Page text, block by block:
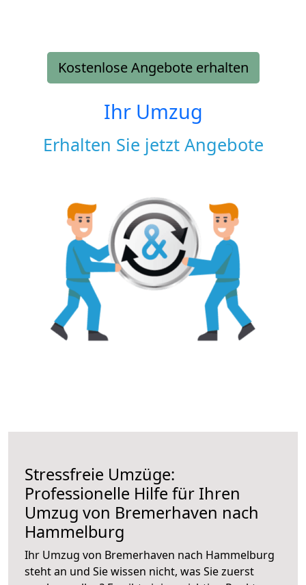
Kostenlose Angebote erhalten
Ihr Umzug
Erhalten Sie jetzt Angebote
Stressfreie Umzüge:
Professionelle Hilfe für Ihren
Umzug von Bremerhaven nach
Hammelburg
Ihr Umzug von Bremerhaven nach Hammelburg
steht an und Sie wissen nicht, was Sie zuerst